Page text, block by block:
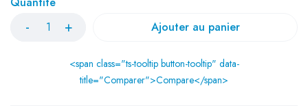
Ajouter au panier
<span class="ts-tooltip button-tooltip" data-
title="Comparer">Compare</span>